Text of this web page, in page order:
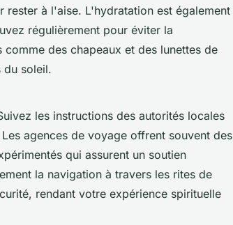
à l'aise. L'hydratation est également
régulièrement pour éviter la
des chapeaux et des lunettes de
du soleil.
les instructions des autorités locales
agences de voyage offrent souvent des
qui assurent un soutien
la navigation à travers les rites de
rendant votre expérience spirituelle